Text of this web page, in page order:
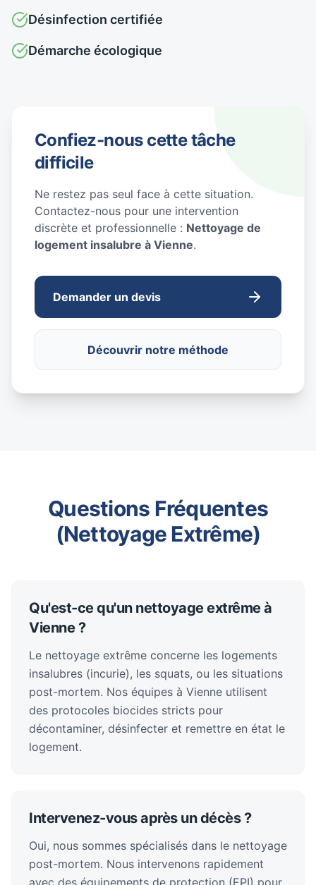
Désinfection certifiée
Démarche écologique
Confiez-nous cette tâche
difficile
Ne restez pas seul face à cette situation.
Contactez-nous pour une intervention
discrète et professionnelle : Nettoyage de
logement insalubre à Vienne.
Demander un devis
Découvrir notre méthode
Questions Fréquentes
(Nettoyage Extrême)
Qu'est-ce qu'un nettoyage extrême à
Vienne ?
Le nettoyage extrême concerne les logements
insalubres (incurie), les squats, ou les situations
post-mortem. Nos équipes à Vienne utilisent
des protocoles biocides stricts pour
décontaminer, désinfecter et remettre en état le
logement.
Intervenez-vous après un décès ?
Oui, nous sommes spécialisés dans le nettoyage
post-mortem. Nous intervenons rapidement
avec des équipements de protection (EPI) pour